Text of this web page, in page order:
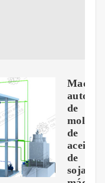
de
de
aceite
de
soja,